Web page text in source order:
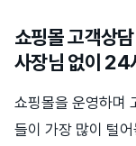
쇼핑몰 고객상
사장님 없이 24
쇼핑몰을 운영하며
들이 가장 많이 털